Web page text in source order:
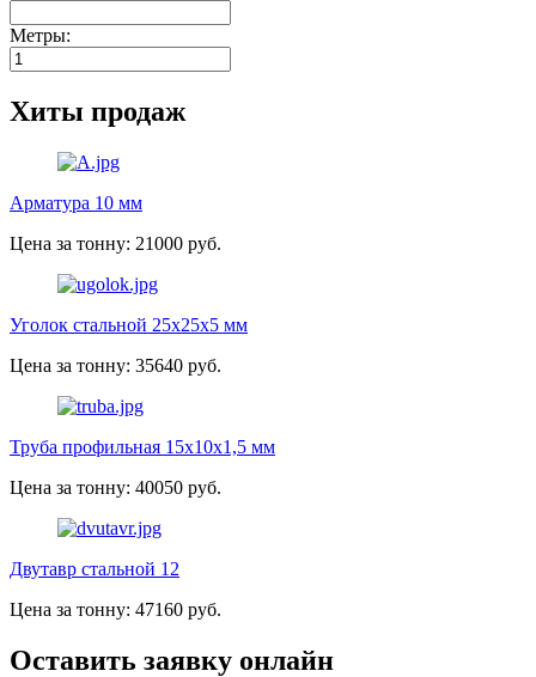
Метры:
Хиты продаж
Арматура 10 мм
Цена за тонну: 21000 руб.
Уголок стальной 25х25х5 мм
Цена за тонну: 35640 руб.
Труба профильная 15х10х1,5 мм
Цена за тонну: 40050 руб.
Двутавр стальной 12
Цена за тонну: 47160 руб.
Оставить заявку онлайн